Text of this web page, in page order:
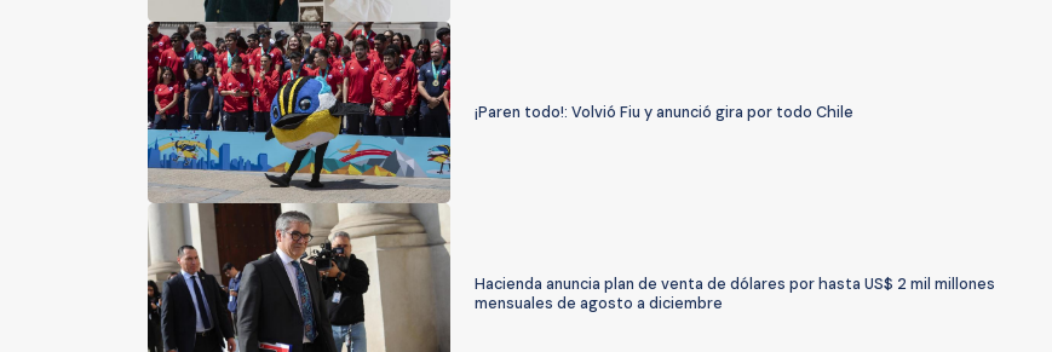
¡Paren todo!: Volvió Fiu y anunció gira por todo Chile
Hacienda anuncia plan de venta de dólares por hasta US$ 2 mil millones
mensuales de agosto a diciembre